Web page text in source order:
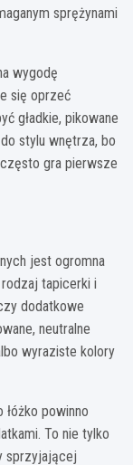
sprężynami
wygodę
się oprzeć
gładkie, pikowane
stylu wnętrza, bo
gra pierwsze
jest ogromna
tapicerki i
dodatkowe
neutralne
wyraziste kolory
powinno
To nie tylko
sprzyjającej